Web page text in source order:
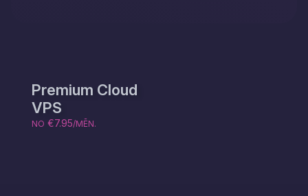
Premium Cloud
VPS
NO €7.95/MĒN.